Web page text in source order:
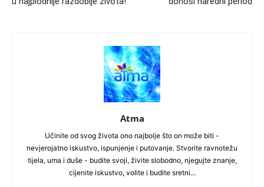
Atma
Učinite od svog života ono najbolje što on može biti -
nevjerojatno iskustvo, ispunjenje i putovanje. Stvorite ravnotežu
tijela, uma i duše - budite svoji, živite slobodno, njegujte znanje,
cijenite iskustvo, volite i budite sretni...